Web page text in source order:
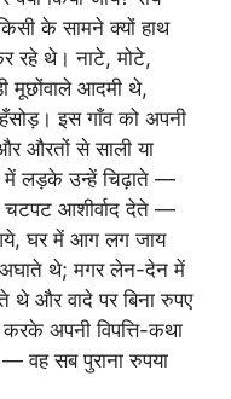
के सामने क्यों हाथ
रहे थे। नाटे, मोटे,
मूछोंवाले आदमी थे,
इस गाँव को अपनी
औरतों से साली या
में लड़के उन्हें चिढ़ाते —
चटपट आशीर्वाद देते —
घर में आग लग जाय
थे; मगर लेन-देन में
और वादे पर बिना रुपए
अपनी विपत्ति-कथा
वह सब पुराना रुपया